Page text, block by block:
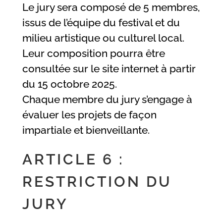
Le jury sera composé de 5 membres,
issus de l’équipe du festival et du
milieu artistique ou culturel local.
Leur composition pourra être
consultée sur le site internet à partir
du 15 octobre 2025.
Chaque membre du jury s’engage à
évaluer les projets de façon
impartiale et bienveillante.
ARTICLE 6 :
RESTRICTION DU
JURY